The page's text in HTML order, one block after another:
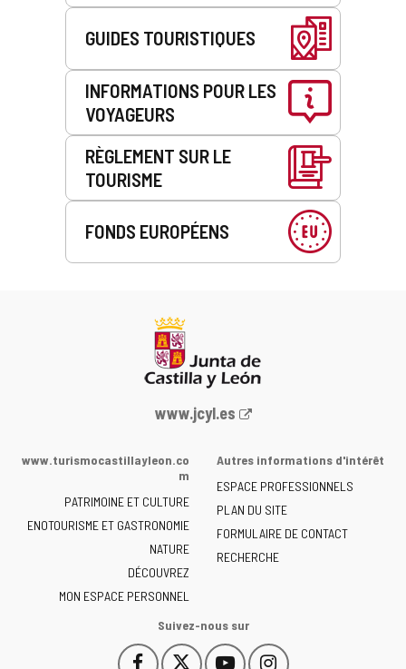
GUIDES TOURISTIQUES
INFORMATIONS POUR LES
VOYAGEURS
RÈGLEMENT SUR LE
TOURISME
FONDS EUROPÉENS
Portail
la
de
Castilla
y
León
-
www.jcyl.es
www.turismocastillayleon.co
m
PATRIMOINE ET CULTURE
ENOTOURISME ET GASTRONOMIE
NATURE
DÉCOUVREZ
MON ESPACE PERSONNEL
Autres informations d'intérêt
ESPACE PROFESSIONNELS
PLAN DU SITE
FORMULAIRE DE CONTACT
RECHERCHE
Suivez-nous sur
Facebook YouTubeInstagram